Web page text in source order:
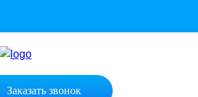
Заказать звонок